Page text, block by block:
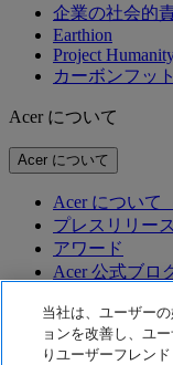
企業の社会的
Earthion
Project
カーボンフッ
Acer について
Acer について
Acer について
プレスリリース
アワード
Acer 公式ブロ
テクノロジー
テクノロジー
当社は、ユーザー
ョンを改善し、ユ
りユーザーフレン